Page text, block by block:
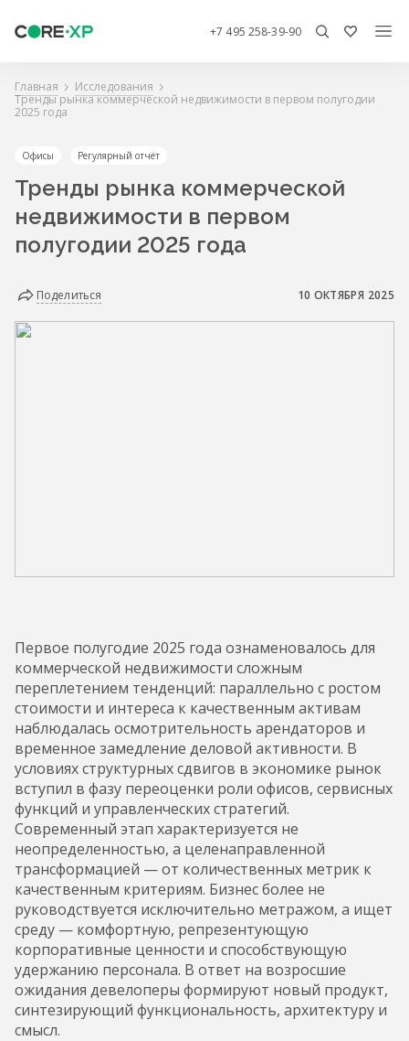
+7 495 258-39-90
Главная
Исследования
Тренды рынка коммерческой недвижимости в первом полугодии
2025 года
Офисы Регулярный отчёт
Тренды рынка коммерческой
недвижимости в первом
полугодии 2025 года
Поделиться 10 ОКТЯБРЯ 2025
Первое полугодие 2025 года ознаменовалось для
коммерческой недвижимости сложным
переплетением тенденций: параллельно с ростом
стоимости и интереса к качественным активам
наблюдалась осмотрительность арендаторов и
временное замедление деловой активности. В
условиях структурных сдвигов в экономике рынок
вступил в фазу переоценки роли офисов, сервисных
функций и управленческих стратегий.
Современный этап характеризуется не
неопределенностью, а целенаправленной
трансформацией — от количественных метрик к
качественным критериям. Бизнес более не
руководствуется исключительно метражом, а ищет
среду — комфортную, репрезентующую
корпоративные ценности и способствующую
удержанию персонала. В ответ на возросшие
ожидания девелоперы формируют новый продукт,
синтезирующий функциональность, архитектуру и
смысл.